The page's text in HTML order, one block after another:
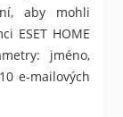
aby mohli
ESET HOME
jméno,
e-mailových